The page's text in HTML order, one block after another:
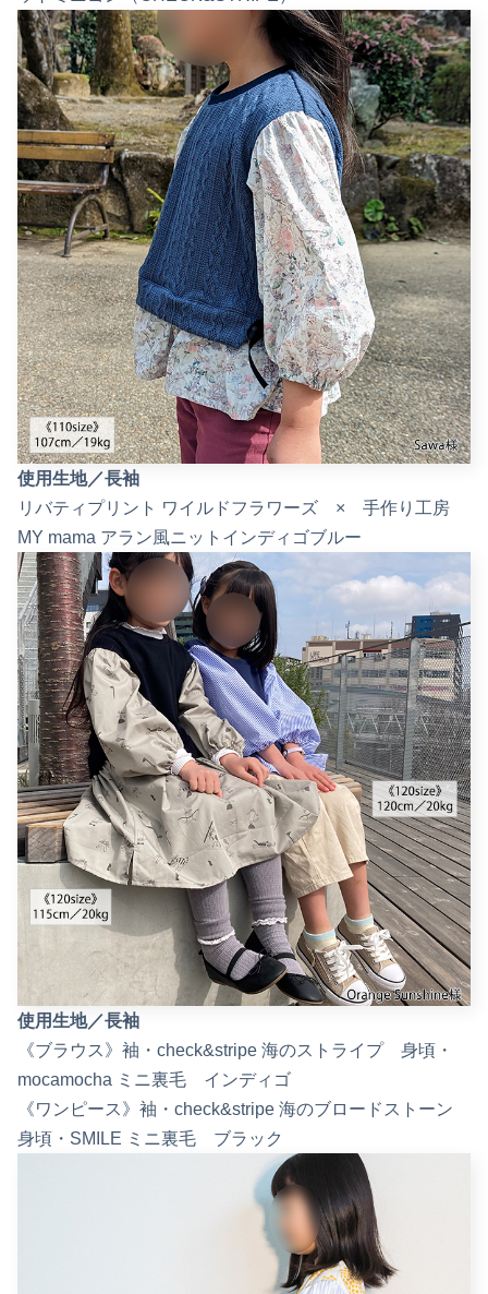
使用生地／長袖
リバティプリント ワイルドフラワーズ × 手作り工房
MY mama アラン風ニットインディゴブルー
使用生地／長袖
《ブラウス》袖・check&stripe 海のストライプ 身頃・
mocamocha ミニ裏毛 インディゴ
《ワンピース》袖・check&stripe 海のブロードストーン
身頃・SMILE ミニ裏毛 ブラック